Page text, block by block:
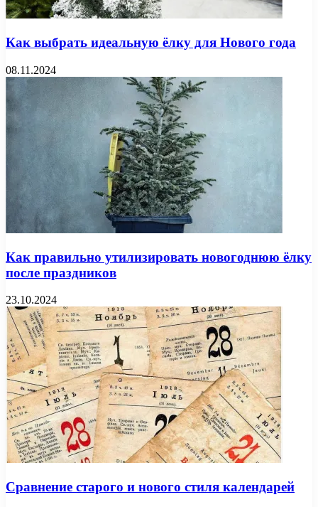
Как выбрать идеальную ёлку для Нового года
08.11.2024
Как правильно утилизировать новогоднюю ёлку
после праздников
23.10.2024
Сравнение старого и нового стиля календарей